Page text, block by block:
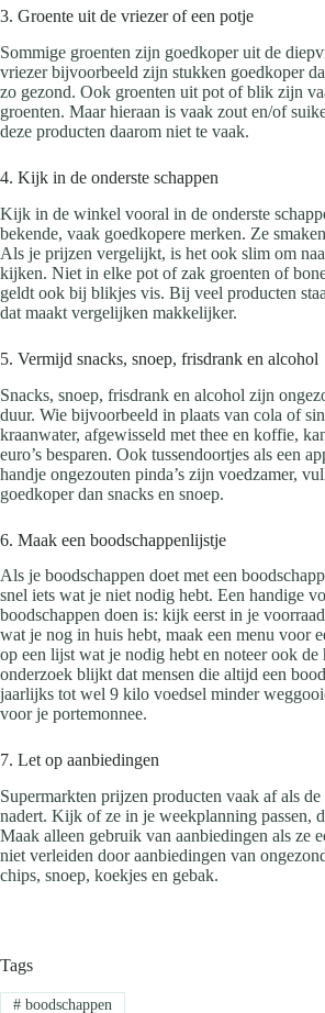
3. Groente uit de vriezer of een potje
Sommige groenten zijn goedkoper uit de
vriezer bijvoorbeeld zijn stukken goedkoper
zo gezond. Ook groenten uit pot of blik zijn
groenten. Maar hieraan is vaak zout en/of
deze producten daarom niet te vaak.
4. Kijk in de onderste schappen
Kijk in de winkel vooral in de onderste
bekende, vaak goedkopere merken. Ze
Als je prijzen vergelijkt, is het ook slim om
kijken. Niet in elke pot of zak groenten of
geldt ook bij blikjes vis. Bij veel producten
dat maakt vergelijken makkelijker.
5. Vermijd snacks, snoep, frisdrank en alcohol
Snacks, snoep, frisdrank en alcohol zijn
duur. Wie bijvoorbeeld in plaats van cola of
kraanwater, afgewisseld met thee en koffie,
euro’s besparen. Ook tussendoortjes als een
handje ongezouten pinda’s zijn voedzamer,
goedkoper dan snacks en snoep.
6. Maak een boodschappenlijstje
Als je boodschappen doet met een
snel iets wat je niet nodig hebt. Een handige
boodschappen doen is: kijk eerst in je
wat je nog in huis hebt, maak een menu voor
op een lijst wat je nodig hebt en noteer ook de
onderzoek blijkt dat mensen die altijd een
jaarlijks tot wel 9 kilo voedsel minder
voor je portemonnee.
7. Let op aanbiedingen
Supermarkten prijzen producten vaak af als
nadert. Kijk of ze in je weekplanning passen,
Maak alleen gebruik van aanbiedingen als ze
niet verleiden door aanbiedingen van
chips, snoep, koekjes en gebak.
Tags
#boodschappen